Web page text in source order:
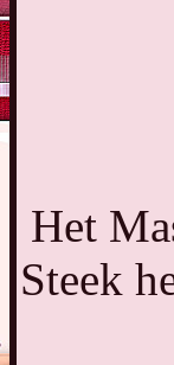
Het
Steek